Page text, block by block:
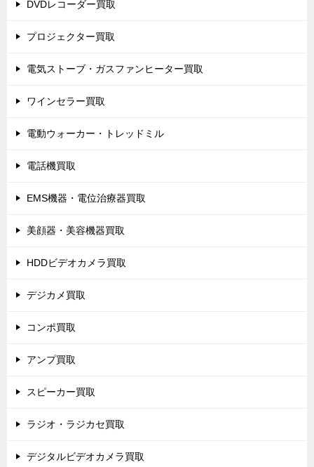
DVDレコーダー買取
プロジェクター買取
電気ストーブ・ガスファンヒーター買取
ワインセラー買取
電動ウォーカー・トレッドミル
電話機買取
EMS機器・電位治療器買取
美顔器・美容機器買取
HDDビデオカメラ買取
デジカメ買取
コンポ買取
アンプ買取
スピーカー買取
ラジオ・ラジカセ買取
デジタルビデオカメラ買取